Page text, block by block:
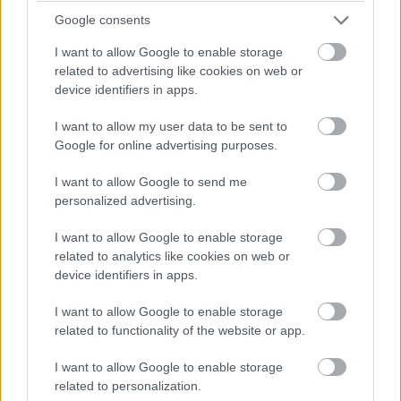
Google consents
I want to allow Google to enable storage
related to advertising like cookies on web or
device identifiers in apps.
I want to allow my user data to be sent to
Google for online advertising purposes.
I want to allow Google to send me
personalized advertising.
I want to allow Google to enable storage
related to analytics like cookies on web or
device identifiers in apps.
I want to allow Google to enable storage
related to functionality of the website or app.
I want to allow Google to enable storage
related to personalization.
következő háromba hajtható mobiljáról, a Galaxy Z
2-ről, amely egy érdekes újdonsággal dobja fel
az egyébként sem unalmas telefont
a zsanérba épített S Pennel érkezik.
vonallal nyílik szét, hasonlóan az első TriFold modellhez,
az igazi különlegesség azonban egy függőlegesen
elhelyezett stylus, amelyet közvetlenül a zsanér mellé
integráltak.
A forrás szerint egy szabadalomalapú
koncepcióról van szó, vagyis nem hivatalos
dizájnról vagy végleges termékről, így egyelőre